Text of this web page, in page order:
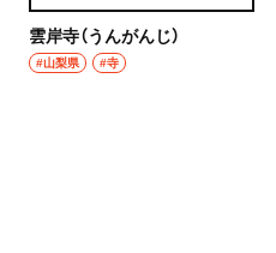
雲岸寺（うんがんじ）
#山梨県 #寺